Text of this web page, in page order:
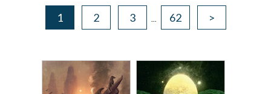
1 2 3 ... 62 >